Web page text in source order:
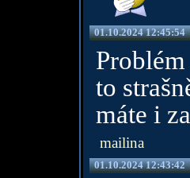
01.10.2024 12:45:54
to
máte i
mailina
01.10.2024 12:43:42